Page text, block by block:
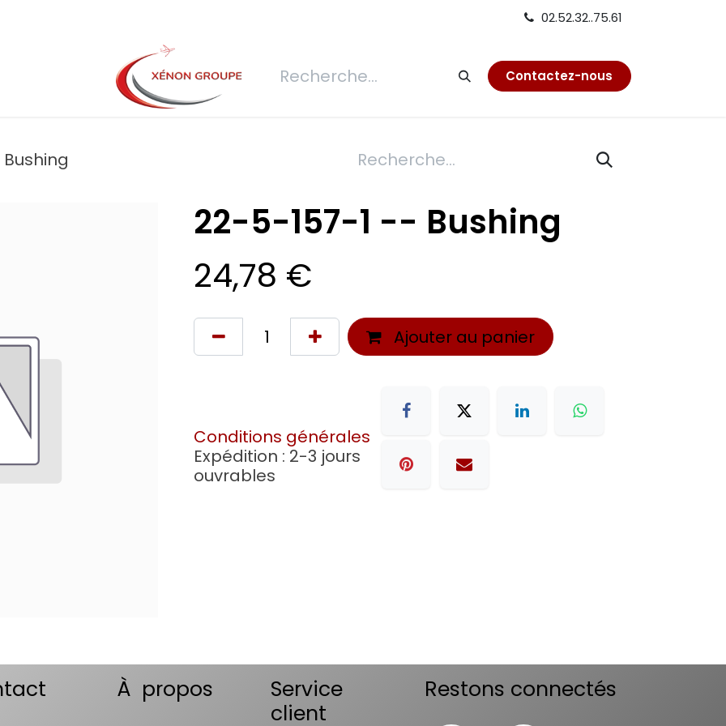
02.52.32..75.61
Demande de devis Connexion Réfection Contactez-nous
22-5-157-1 -- Bushing
24,78 €
Ajouter au panier
Conditions générales
Expédition : 2-3 jours
ouvrables
À propos
Service
client
Restons connectés